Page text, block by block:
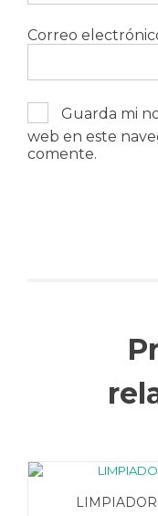
Correo
Guarda mi
web en este
comente.
LIMPIADOR